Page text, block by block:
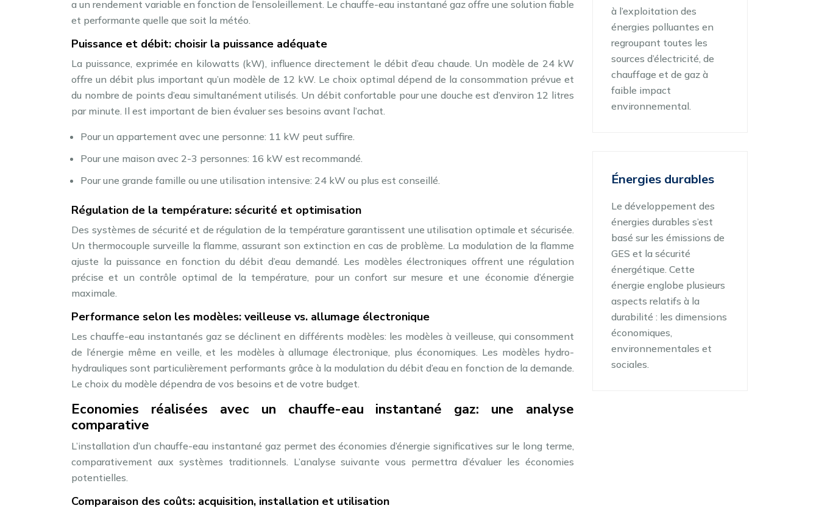
a un rendement variable en fonction de l’ensoleillement. Le chauffe-eau instantané gaz offre une solution fiable
et performante quelle que soit la météo.
Puissance et débit: choisir la puissance adéquate
La puissance, exprimée en kilowatts (kW), influence directement le débit d’eau chaude. Un modèle de 24 kW
offre un débit plus important qu’un modèle de 12 kW. Le choix optimal dépend de la consommation prévue et
du nombre de points d’eau simultanément utilisés. Un débit confortable pour une douche est d’environ 12 litres
par minute. Il est important de bien évaluer ses besoins avant l’achat.
Pour un appartement avec une personne: 11 kW peut suffire.
Pour une maison avec 2-3 personnes: 16 kW est recommandé.
Pour une grande famille ou une utilisation intensive: 24 kW ou plus est conseillé.
Régulation de la température: sécurité et optimisation
Des systèmes de sécurité et de régulation de la température garantissent une utilisation optimale et sécurisée.
Un thermocouple surveille la flamme, assurant son extinction en cas de problème. La modulation de la flamme
ajuste la puissance en fonction du débit d’eau demandé. Les modèles électroniques offrent une régulation
précise et un contrôle optimal de la température, pour un confort sur mesure et une économie d’énergie
maximale.
Performance selon les modèles: veilleuse vs. allumage électronique
Les chauffe-eau instantanés gaz se déclinent en différents modèles: les modèles à veilleuse, qui consomment
de l’énergie même en veille, et les modèles à allumage électronique, plus économiques. Les modèles hydro-
hydrauliques sont particulièrement performants grâce à la modulation du débit d’eau en fonction de la demande.
Le choix du modèle dépendra de vos besoins et de votre budget.
Economies réalisées avec un chauffe-eau instantané gaz: une analyse
comparative
L’installation d’un chauffe-eau instantané gaz permet des économies d’énergie significatives sur le long terme,
comparativement aux systèmes traditionnels. L’analyse suivante vous permettra d’évaluer les économies
potentielles.
Comparaison des coûts: acquisition, installation et utilisation
à l’exploitation des
énergies polluantes en
regroupant toutes les
sources d’électricité, de
chauffage et de gaz à
faible impact
environnemental.
Énergies durables
Le développement des
énergies durables s’est
basé sur les émissions de
GES et la sécurité
énergétique. Cette
énergie englobe plusieurs
aspects relatifs à la
durabilité : les dimensions
économiques,
environnementales et
sociales.